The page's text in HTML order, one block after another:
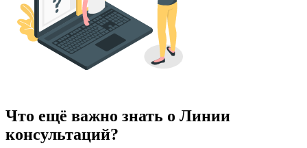
Что ещё важно знать о Линии
консультаций?